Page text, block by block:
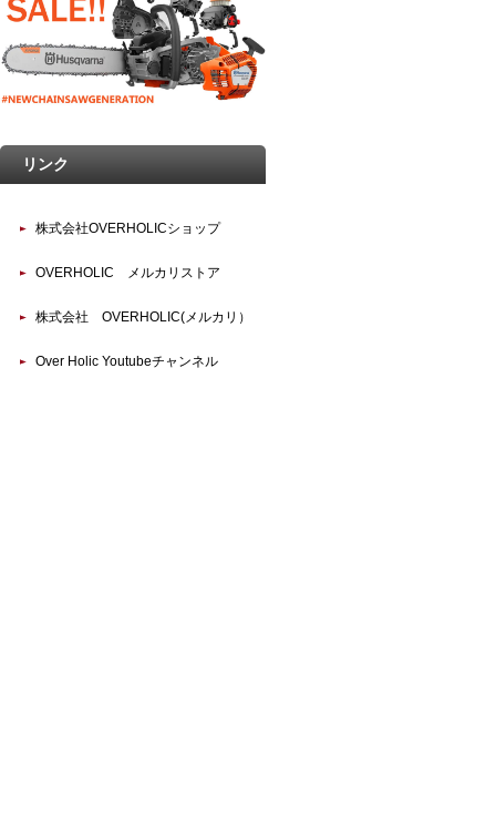
リンク
株式会社OVERHOLICショップ
OVERHOLIC メルカリストア
株式会社 OVERHOLIC(メルカリ）
Over Holic Youtubeチャンネル